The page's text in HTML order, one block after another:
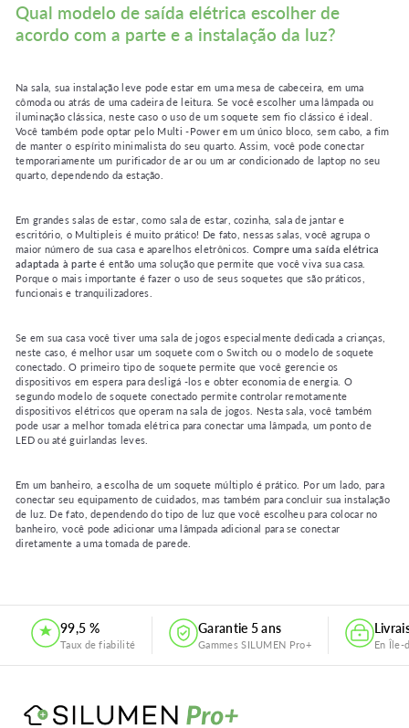
Qual modelo de saída elétrica escolher de
acordo com a parte e a instalação da luz?
Na sala, sua instalação leve pode estar em uma mesa de cabeceira, em uma
cômoda ou atrás de uma cadeira de leitura. Se você escolher uma lâmpada ou
iluminação clássica, neste caso o uso de um soquete sem fio clássico é ideal.
Você também pode optar pelo Multi -Power em um único bloco, sem cabo, a fim
de manter o espírito minimalista do seu quarto. Assim, você pode conectar
temporariamente um purificador de ar ou um ar condicionado de laptop no seu
quarto, dependendo da estação.
Em grandes salas de estar, como sala de estar, cozinha, sala de jantar e
escritório, o Multipleis é muito prático! De fato, nessas salas, você agrupa o
maior número de sua casa e aparelhos eletrônicos.Compre uma saída elétrica
adaptada à parteé então uma solução que permite que você viva sua casa.
Porque o mais importante é fazer o uso de seus soquetes que são práticos,
funcionais e tranquilizadores.
Se em sua casa você tiver uma sala de jogos especialmente dedicada a crianças,
neste caso, é melhor usar um soquete com o Switch ou o modelo de soquete
conectado. O primeiro tipo de soquete permite que você gerencie os
dispositivos em espera para desligá -los e obter economia de energia. O
segundo modelo de soquete conectado permite controlar remotamente
dispositivos elétricos que operam na sala de jogos. Nesta sala, você também
pode usar a melhor tomada elétrica para conectar uma lâmpada, um ponto de
LED ou até guirlandas leves.
Em um banheiro, a escolha de um soquete múltiplo é prático. Por um lado, para
conectar seu equipamento de cuidados, mas também para concluir sua instalação
de luz. De fato, dependendo do tipo de luz que você escolheu para colocar no
banheiro, você pode adicionar uma lâmpada adicional para se conectar
diretamente a uma tomada de parede.
99,5 %
Taux de fiabilité
Garantie 5 ans
Gammes SILUMEN Pro+ En Île-